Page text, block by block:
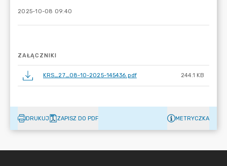
2025-10-08 09:40
ZAŁĄCZNIKI
KRS_27_08-10-2025-145436.pdf 244.1 KB
DRUKUJ ZAPISZ DO PDF METRYCZKA